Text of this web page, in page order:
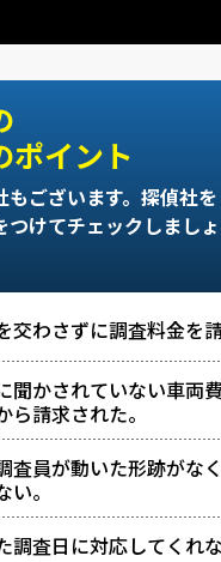
ポイント
ございます。 探偵社を
つけてチェックしましょ
交わさずに調査料金を
聞かされていない車両
ら請求された。
査員が動いた形跡がな
い。
調査日に対応してくれな